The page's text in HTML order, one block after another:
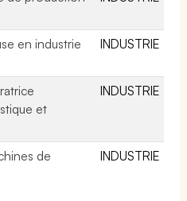
en industrie
INDUSTRIE
et
INDUSTRIE
de
INDUSTRIE